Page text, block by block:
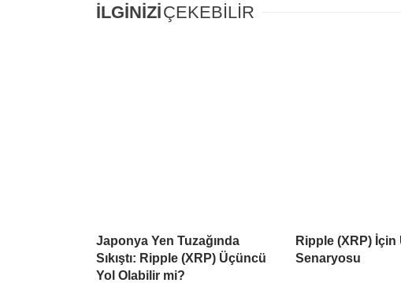
İLGİNİZİÇEKEBİLİR
Japonya Yen Tuzağında
Sıkıştı: Ripple (XRP) Üçüncü
Yol Olabilir mi?
Ripple (XRP)
Senaryosu